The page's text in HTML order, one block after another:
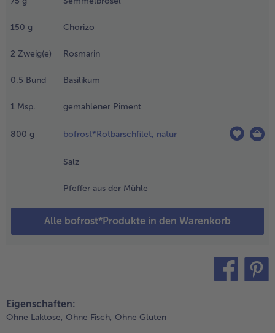
150 g Chorizo
2 Zweig(e) Rosmarin
0.5 Bund Basilikum
1 Msp. gemahlener Piment
800 g bofrost*Rotbarschfilet, natur
Salz
Pfeffer aus der Mühle
Alle bofrost*Produkte in den Warenkorb
Die
Schüssel
Pfeffer
Tomaten
Die
Eigenschaften:
Ohne Laktose, Ohne Fisch, Ohne Gluten